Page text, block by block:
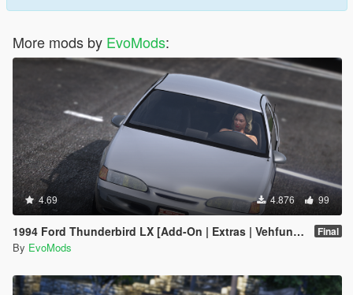
More mods by EvoMods:
4.69 4.876 99
1994 Ford Thunderbird LX [Add-On | Extras | Vehfuncs V | Animated] Final
By EvoMods